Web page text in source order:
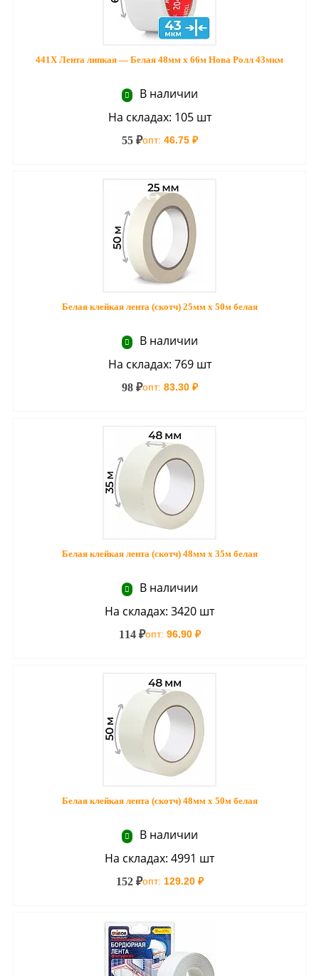
441Х Лента липкая — Белая 48мм х 66м Нова Ролл 43мкм
В наличии
На складах: 105 шт
55 ₽опт: 46.75 ₽
Белая клейкая лента (скотч) 25мм х 50м белая
В наличии
На складах: 769 шт
98 ₽опт: 83.30 ₽
Белая клейкая лента (скотч) 48мм х 35м белая
В наличии
На складах: 3420 шт
114 ₽опт: 96.90 ₽
Белая клейкая лента (скотч) 48мм х 50м белая
В наличии
На складах: 4991 шт
152 ₽опт: 129.20 ₽